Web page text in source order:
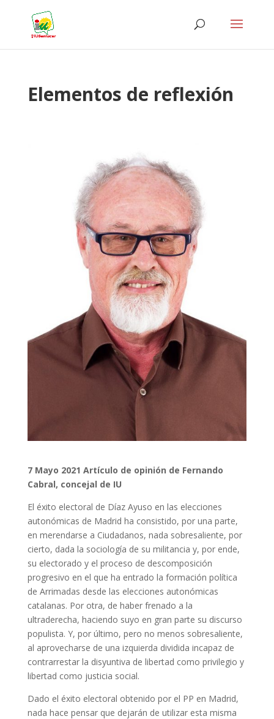
Elementos de reflexión
7 Mayo 2021 Artículo de opinión de Fernando
Cabral, concejal de IU
El éxito electoral de Díaz Ayuso en las elecciones
autonómicas de Madrid ha consistido, por una parte,
en merendarse a Ciudadanos, nada sobresaliente, por
cierto, dada la sociología de su militancia y, por ende,
su electorado y el proceso de descomposición
progresivo en el que ha entrado la formación política
de Arrimadas desde las elecciones autonómicas
catalanas. Por otra, de haber frenado a la
ultraderecha, haciendo suyo en gran parte su discurso
populista. Y, por último, pero no menos sobresaliente,
al aprovecharse de una izquierda dividida incapaz de
contrarrestar la disyuntiva de libertad como privilegio y
libertad como justicia social.
Dado el éxito electoral obtenido por el PP en Madrid,
nada hace pensar que dejarán de utilizar esta misma